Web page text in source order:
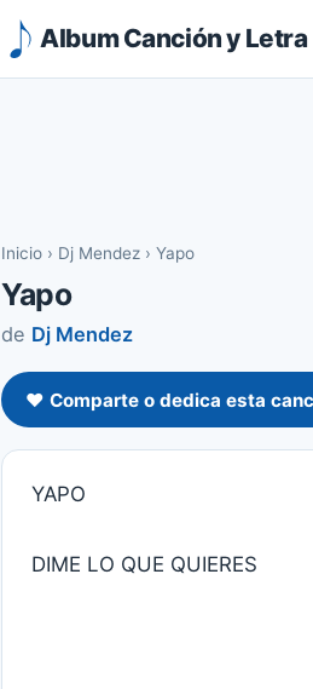
Album Canción y Letra
Inicio › Dj Mendez › Yapo
Yapo
de Dj Mendez
❤️ Comparte o dedica esta
YAPO
DIME LO QUE QUIERES